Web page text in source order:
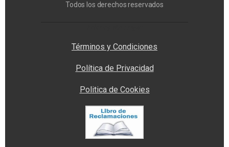
Todos los derechos reservados
Términos y Condiciones
Política de Privacidad
Politica de Cookies